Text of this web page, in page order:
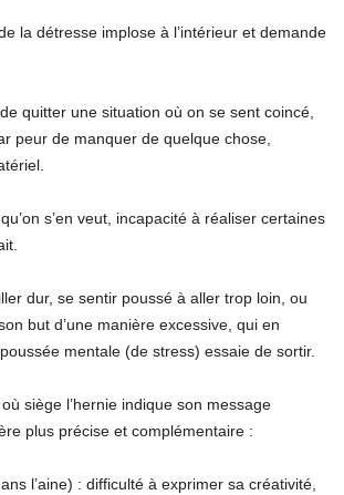
la détresse implose à l’intérieur et demande
quitter une situation où on se sent coincé,
peur de manquer de quelque chose,
s’en veut, incapacité à réaliser certaines
dur, se sentir poussé à aller trop loin, ou
but d’une manière excessive, qui en
mentale (de stress) essaie de sortir.
siège l’hernie indique son message
plus précise et complémentaire :
l’aine) : difficulté à exprimer sa créativité,